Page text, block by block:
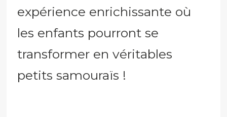
expérience enrichissante où
les enfants pourront se
transformer en véritables
petits samouraïs !